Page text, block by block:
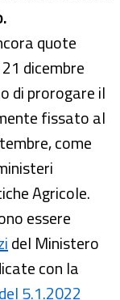
quote
dicembre
di prorogare il
fissato al
come
Agricole.
essere
del Ministero
con la
5.1.2022